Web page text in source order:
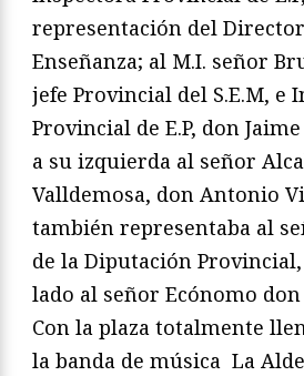
representación del Director
Enseñanza; al M.I. señor
jefe Provincial del S.E.M, e
Provincial de E.P, don
a su izquierda al señor
Valldemosa, don Antonio
también representaba al
de la Diputación
lado al señor Ecónomo
Con la plaza totalmente
la banda de música La